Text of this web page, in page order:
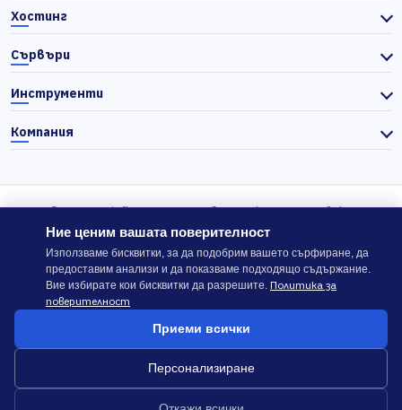
Хостинг
Сървъри
Инструменти
Компания
© 2026 Actiefhost. Съгласно българското търговско
законодателство цените в сайта се показват без ДДС, а ДДС се
изчислява отделно при завършване на поръчката, когато е
приложимо.
ACTIEFHOST LTD,
Ние ценим вашата поверителност
Използваме бисквитки, за да подобрим вашето сърфиране, да
предоставим анализи и да показваме подходящо съдържание.
Вие избирате кои бисквитки да разрешите. Политика за
поверителност
Приеми всички
Персонализиране